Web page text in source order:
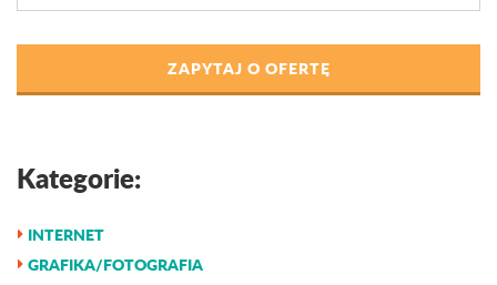
ZAPYTAJ O OFERTĘ
Kategorie:
INTERNET
GRAFIKA/FOTOGRAFIA